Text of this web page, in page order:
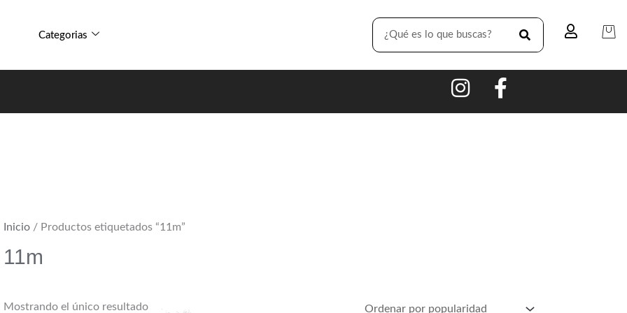
Categorias
SEARCH
Inicio/ Productos etiquetados “11m”
11m
Mostrando el único resultado